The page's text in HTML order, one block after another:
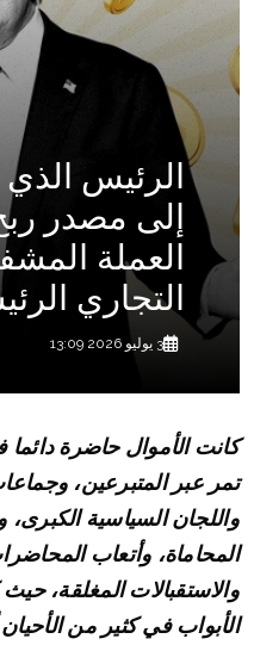
الرئيس
إلى مصدر
العملة
التجاري
3 يوليو 2026 13:09
كانت الأموال حاضرة دائما
تمر عبر المتبرعين،
واللجان السياسية الكبرى،
المحاماة، وأتعاب
والاستقبالات المغلقة،
الأبواب في كثير من